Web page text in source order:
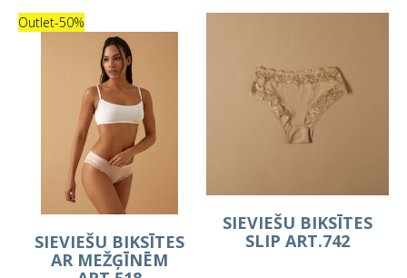
Outlet-50%
SIEVIEŠU BIKSĪTES
AR MEŽĢĪNĒM
SIEVIEŠU BIKSĪTES
SLIP ART.742